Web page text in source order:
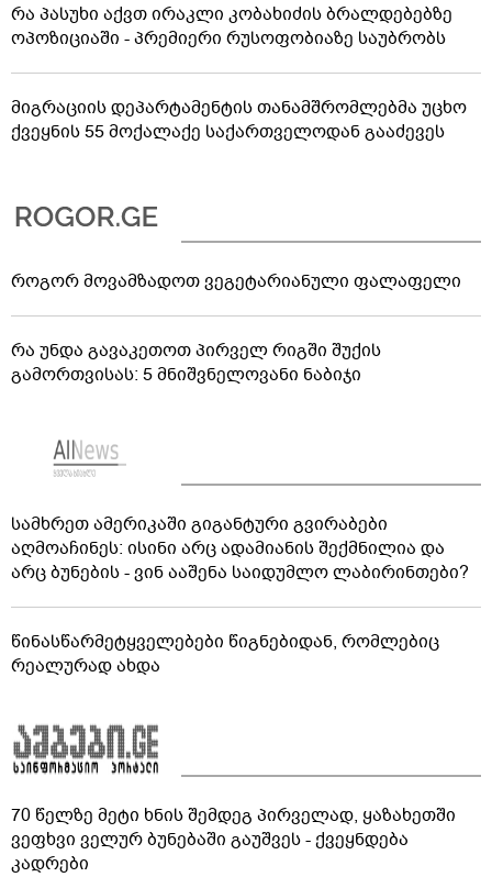
რა პასუხი აქვთ ირაკლი კობახიძის ბრალდებებზე
ოპოზიციაში - პრემიერი რუსოფობიაზე საუბრობს
მიგრაციის დეპარტამენტის თანამშრომლებმა უცხო
ქვეყნის 55 მოქალაქე საქართველოდან გააძევეს
როგორ მოვამზადოთ ვეგეტარიანული ფალაფელი
რა უნდა გავაკეთოთ პირველ რიგში შუქის
გამორთვისას: 5 მნიშვნელოვანი ნაბიჯი
სამხრეთ ამერიკაში გიგანტური გვირაბები
აღმოაჩინეს: ისინი არც ადამიანის შექმნილია და
არც ბუნების - ვინ ააშენა საიდუმლო ლაბირინთები?
წინასწარმეტყველებები წიგნებიდან, რომლებიც
რეალურად ახდა
70 წელზე მეტი ხნის შემდეგ პირველად, ყაზახეთში
ვეფხვი ველურ ბუნებაში გაუშვეს - ქვეყნდება
კადრები